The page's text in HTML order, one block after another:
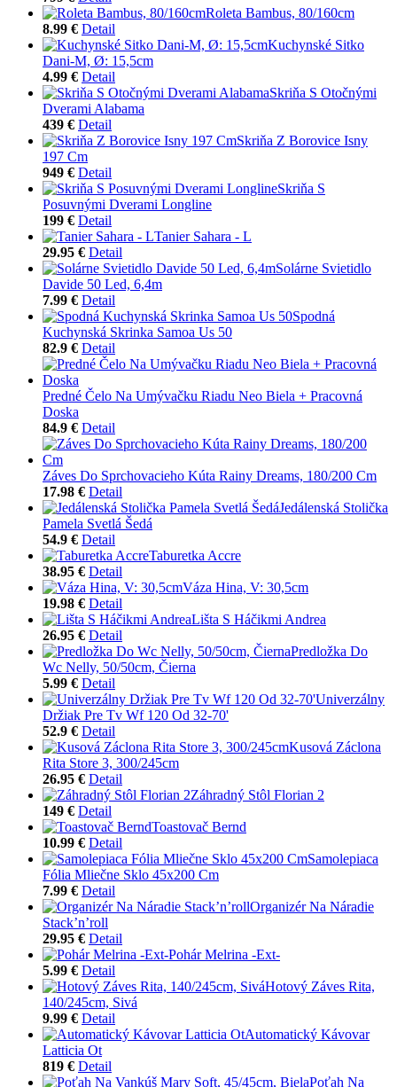
Roleta Bambus, 80/160cm
8.99 € Detail
Kuchynské Sitko
Dani-M, Ø: 15,5cm
4.99 € Detail
Skriňa S Otočnými
Dverami Alabama
439 € Detail
Skriňa Z Borovice Isny
197 Cm
949 € Detail
Skriňa S
Posuvnými Dverami Longline
199 € Detail
Tanier Sahara - L
29.95 € Detail
Solárne Svietidlo
Davide 50 Led, 6,4m
7.99 € Detail
Spodná
Kuchynská Skrinka Samoa Us 50
82.9 € Detail
Predné Čelo Na Umývačku Riadu Neo Biela + Pracovná
Doska
84.9 € Detail
Záves Do Sprchovacieho Kúta Rainy Dreams, 180/200 Cm
17.98 € Detail
Jedálenská Stolička
Pamela Svetlá Šedá
54.9 € Detail
Taburetka Accre
38.95 € Detail
Váza Hina, V: 30,5cm
19.98 € Detail
Lišta S Háčikmi Andrea
26.95 € Detail
Predložka Do
Wc Nelly, 50/50cm, Čierna
5.99 € Detail
Univerzálny
Držiak Pre Tv Wf 120 Od 32-70'
52.9 € Detail
Kusová Záclona
Rita Store 3, 300/245cm
26.95 € Detail
Záhradný Stôl Florian 2
149 € Detail
Toastovač Bernd
10.99 € Detail
Samolepiaca
Fólia Mliečne Sklo 45x200 Cm
7.99 € Detail
Organizér Na Náradie
Stack’n’roll
29.95 € Detail
Pohár Melrina -Ext-
5.99 € Detail
Hotový Záves Rita,
140/245cm, Sivá
9.99 € Detail
Automatický Kávovar
Latticia Ot
819 € Detail
Poťah Na